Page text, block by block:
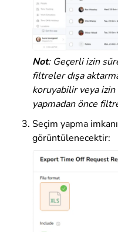
Not: Geçerli izin
filtreler dışa
koruyabilir veya
yapmadan önce
Seçim yapma
görüntülenecektir: